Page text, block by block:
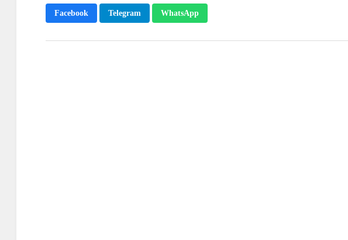
Facebook Telegram WhatsApp